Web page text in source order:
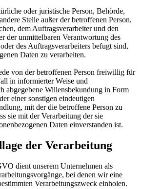
oder juristische Person, Behörde,
Stelle außer der betroffenen Person,
dem Auftragsverarbeiter und den
der unmittelbaren Verantwortung des
des Auftragsverarbeiters befugt sind,
Daten zu verarbeiten.
von der betroffenen Person freiwillig für
in informierter Weise und
abgegebene Willensbekundung in Form
einer sonstigen eindeutigen
mit der die betroffene Person zu
sie mit der Verarbeitung der sie
Daten einverstanden ist.
der Verarbeitung
dient unserem Unternehmen als
bei denen wir eine
Verarbeitungszweck einholen.